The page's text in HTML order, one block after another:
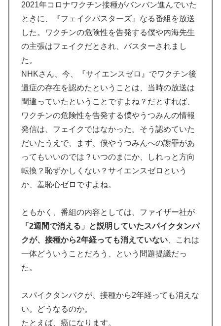
2021年コロナワクチン接種がバンバン進んでいた
ときに、『フェイクバスターズ』なる番組を放送
した。ワクチンの危険性を告発する僕や内海先生
の主張はフェイクだとされ、バスターされまし
た。
NHKさん、今、『サイエンスゼロ』でワクチン後
遺症の存在を認めたということは、当時の放送は
間違っていたということですよね？だとすれば、
ワクチンの危険性を告発する僕やうつみんの情報
発信は、フェイクではなかった。そう認めていた
だいたうえで、まず、僕やうつみんへの謝罪があ
ってもいいのでは？いつのまにか、しれっと方向
転換？恥ずかしくない？サイエンスゼロという
か、羞恥心ゼロですよね。
ともかく、番組の内容としては、ファイザー社が
「2週間で消える」と説明していたスパイクタンパ
クが、接種から2年経っても消えていない 、これは
一体どういうことだろう、という問題提議だっ
た。
スパイクタンパクが、接種から2年経っても消えな
い。どうなるのか。
たとえば、癌になります。